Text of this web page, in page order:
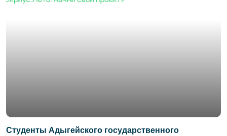
Студенты Адыгейского государственного